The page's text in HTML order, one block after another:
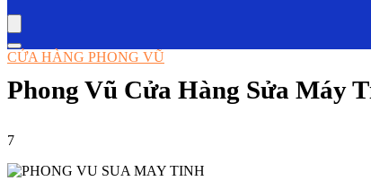
CỬA HÀNG PHONG VŨ
Phong Vũ Cửa Hàng Sửa Máy
7